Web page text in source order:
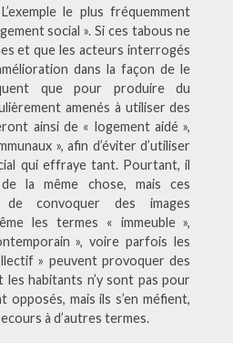
le plus fréquemment
social ». Si ces tabous ne
et que les acteurs interrogés
dans la façon de le
que pour produire du
amenés à utiliser des
ainsi de « logement aidé »,
», afin d’éviter d’utiliser
qui effraye tant. Pourtant, il
la même chose, mais ces
de convoquer des images
les termes « immeuble »,
», voire parfois les
» peuvent provoquer des
les habitants n’y sont pas pour
opposés, mais ils s’en méfient,
à d’autres termes.